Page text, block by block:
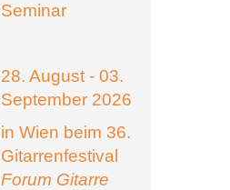
Seminar
28. August - 03.
September 2026
in Wien beim 36.
Gitarrenfestival
Forum Gitarre